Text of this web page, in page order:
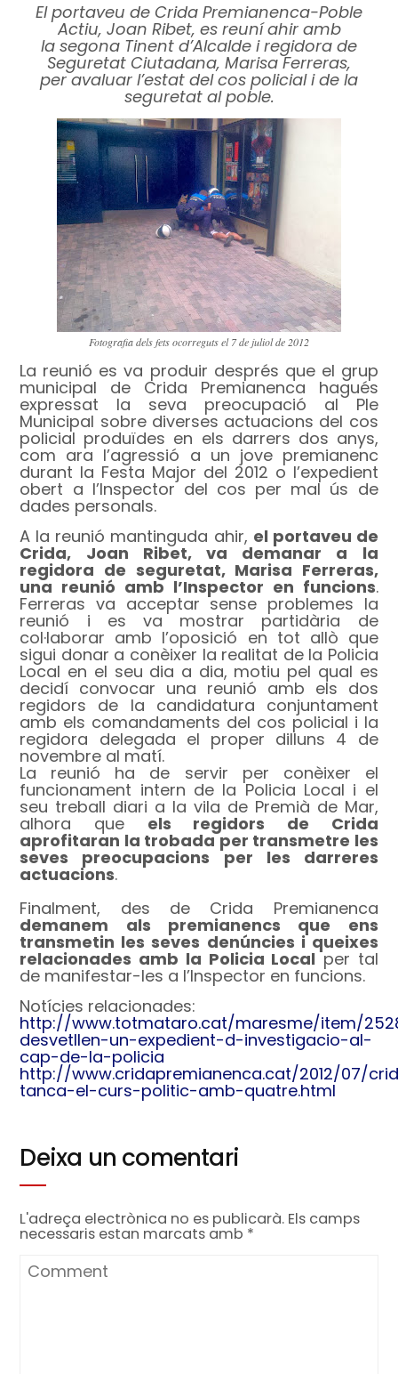
El portaveu de Crida Premianenca-Poble
Actiu, Joan Ribet, es reuní ahir amb
la segona Tinent d’Alcalde i regidora de
Seguretat Ciutadana, Marisa Ferreras,
per avaluar l’estat del cos policial i de la
seguretat al poble.
Fotografia dels fets ocorreguts el 7 de juliol de 2012
La reunió es va produir després que el grup
municipal de Crida Premianenca hagués
expressat la seva preocupació al Ple
Municipal sobre diverses actuacions del cos
policial produïdes en els darrers dos anys,
com ara l’agressió a un jove premianenc
durant la Festa Major del 2012 o l’expedient
obert a l’Inspector del cos per mal ús de
dades personals.
A la reunió mantinguda ahir, el portaveu de
Crida, Joan Ribet, va demanar a la
regidora de seguretat, Marisa Ferreras,
una reunió amb l’Inspector en funcions.
Ferreras va acceptar sense problemes la
reunió i es va mostrar partidària de
col·laborar amb l’oposició en tot allò que
sigui donar a conèixer la realitat de la Policia
Local en el seu dia a dia, motiu pel qual es
decidí convocar una reunió amb els dos
regidors de la candidatura conjuntament
amb els comandaments del cos policial i la
regidora delegada el proper dilluns 4 de
novembre al matí.
La reunió ha de servir per conèixer el
funcionament intern de la Policia Local i el
seu treball diari a la vila de Premià de Mar,
alhora que els regidors de Crida
aprofitaran la trobada per transmetre les
seves preocupacions per les darreres
actuacions.
Finalment, des de Crida Premianenca
demanem als premianencs que ens
transmetin les seves denúncies i queixes
relacionades amb la Policia Local per tal
de manifestar-les a l’Inspector en funcions.
Notícies relacionades:
http://www.totmataro.cat/maresme/item/
desvetllen-un-expedient-d-investigacio-al-
cap-de-la-policia
http://www.cridapremianenca.cat/2012/07/
tanca-el-curs-politic-amb-quatre.html
Deixa un comentari
L'adreça electrònica no es publicarà. Els camps
necessaris estan marcats amb *